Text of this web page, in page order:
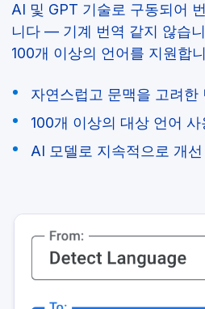
AI 및 GPT 기술로 구동되어
니다 — 기계 번역 같지 않습
100개 이상의 언어를 지원합
자연스럽고 문맥을 고려한
100개 이상의 대상 언어 사
AI 모델로 지속적으로 개선